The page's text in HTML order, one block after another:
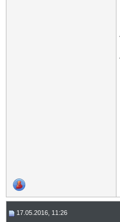
17.05.2016, 11:26